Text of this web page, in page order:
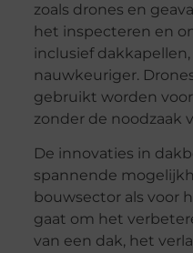
zoals drones en
het inspecteren en
inclusief
nauwkeuriger.
gebruikt worden
zonder de noodzaak
De innovaties in
spannende
bouwsector als voor
gaat om het
van een dak, het